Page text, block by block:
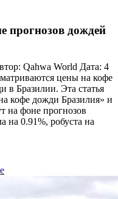
прогнозов дождей
Qahwa World Дата: 4
цены на кофе
в Бразилии. Эта статья
кофе дожди Бразилия» и
на фоне прогнозов
на 0.91%, робуста на